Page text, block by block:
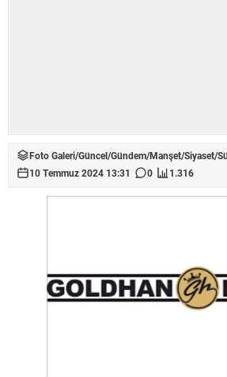
Foto Galeri/Güncel/Gündem/Manşet/Siyaset/
10 Temmuz 2024 13:31
0 1.316